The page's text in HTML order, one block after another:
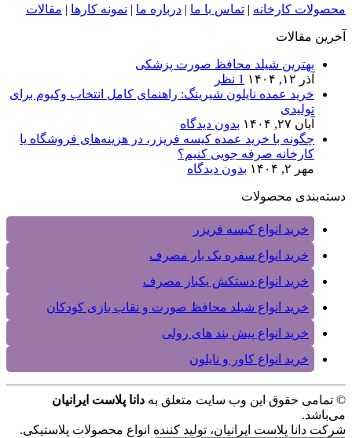
محصولات کارخانه | تماس با ما | درباره ما | نمونه کارها | مقالات
آخرین مقالات
بهترین شیلد محافظ صورت پزشکی
آذر ۱۲, ۱۴۰۴
1 نظر
خرید عمده نایلون شیرینگ: راهنمای کامل انتخاب وکیوم برای
تولیدی‌
آبان ۲۷, ۱۴۰۴
بدون دیدگاه
چگونه با خرید عمده کیسه فریزر، در هزینه‌های فروشگاه یا
کارخانه صرفه‌ جویی کنیم؟
مهر ۲, ۱۴۰۴
بدون دیدگاه
دسته‌بندی محصولات
خرید انواع کیسه فریزر
خرید انواع سفره یک بار مصرف
خرید انواع دستکش یکبار مصرف
خرید انواع شیلد محافظ صورت و نقاب بازی کودکان
خرید انواع پیش بند های رولی
خرید انواع کاور و نایلون
© تمامی حقوق این وب سایت متعلق به دانا پلاست ایرانیان
می‌باشد.
شرکت دانا پلاست ایرانیان، تولید کننده انواع محصولات پلاستیکی.